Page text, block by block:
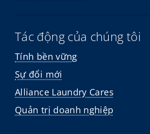
Tác động của chúng tôi
Tính bền vững
Sự đổi mới
Alliance Laundry Cares
Quản trị doanh nghiệp